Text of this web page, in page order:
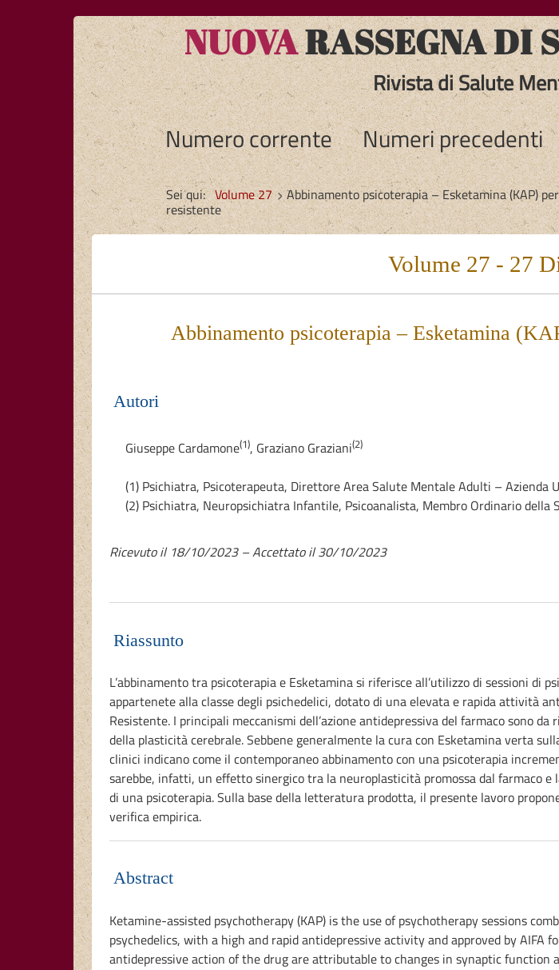
NUOVARASSEGNA DI
Rivista di Salute
Numero corrente Numeri precedenti
Sei qui:Volume 27 Abbinamento psicoterapia – Esketamina (KAP)
resistente
Volume 27 - 27
Abbinamento psicoterapia – Esketamina
Autori
Giuseppe Cardamone(1), Graziano Graziani(2)
(1) Psichiatra, Psicoterapeuta, Direttore Area Salute Mentale Adulti – Azienda
(2) Psichiatra, Neuropsichiatra Infantile, Psicoanalista, Membro Ordinario della
Ricevuto il 18/10/2023 – Accettato il 30/10/2023
Riassunto
L’abbinamento tra psicoterapia e Esketamina si riferisce all’utilizzo di sessioni di
appartenete alla classe degli psichedelici, dotato di una elevata e rapida attività
Resistente. I principali meccanismi dell’azione antidepressiva del farmaco sono
della plasticità cerebrale. Sebbene generalmente la cura con Esketamina verta
clinici indicano come il contemporaneo abbinamento con una psicoterapia
sarebbe, infatti, un effetto sinergico tra la neuroplasticità promossa dal farmaco
di una psicoterapia. Sulla base della letteratura prodotta, il presente lavoro
verifica empirica.
Abstract
Ketamine-assisted psychotherapy (KAP) is the use of psychotherapy sessions
psychedelics, with a high and rapid antidepressive activity and approved by
antidepressive action of the drug are attributable to changes in synaptic